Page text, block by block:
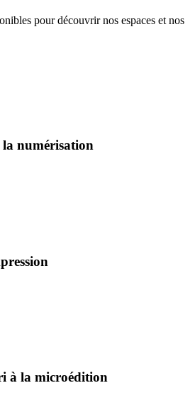
pour découvrir nos espaces et nos
numérisation
à la microédition